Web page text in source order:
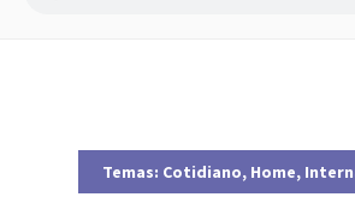
Temas: Cotidiano, Home,